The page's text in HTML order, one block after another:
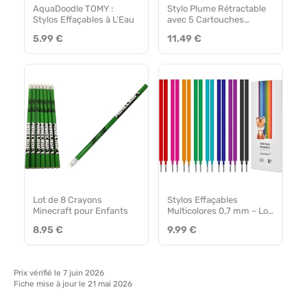
AquaDoodle TOMY :
Stylos Effaçables à L’Eau
5.99 €
Stylo Plume Rétractable
avec 5 Cartouches
11.49 €
Lot de 8 Crayons
Minecraft pour Enfants
8.95 €
Stylos Effaçables
Multicolores 0,7 mm – Lot
9.99 €
Prix vérifié le 7 juin 2026
Fiche mise à jour le 21 mai 2026